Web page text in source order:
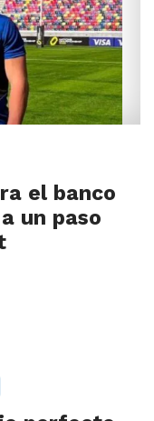
el banco
un paso